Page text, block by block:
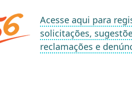
Acesse aqui para
solicitações,
reclamações e